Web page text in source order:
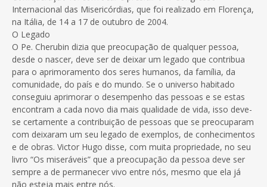
Internacional das Misericórdias, que foi realizado em Florença,
na Itália, de 14 a 17 de outubro de 2004.
O Legado
O Pe. Cherubin dizia que preocupação de qualquer pessoa,
desde o nascer, deve ser de deixar um legado que contribua
para o aprimoramento dos seres humanos, da família, da
comunidade, do país e do mundo. Se o universo habitado
conseguiu aprimorar o desempenho das pessoas e se estas
encontram a cada novo dia mais qualidade de vida, isso deve-
se certamente a contribuição de pessoas que se preocuparam
com deixaram um seu legado de exemplos, de conhecimentos
e de obras. Victor Hugo disse, com muita propriedade, no seu
livro “Os miseráveis” que a preocupação da pessoa deve ser
sempre a de permanecer vivo entre nós, mesmo que ela já
não esteja mais entre nós.